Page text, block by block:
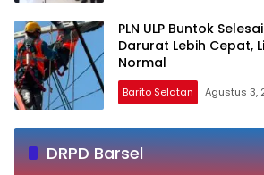
PLN ULP Buntok
Darurat Lebih Cepat,
Normal
Barito Selatan Agustus 3,
DRPD Barsel